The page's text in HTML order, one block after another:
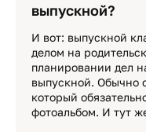
выпускной?
И вот: выпускной
делом на
планировании дел
выпускной. Обычно
который
фотоальбом. И тут